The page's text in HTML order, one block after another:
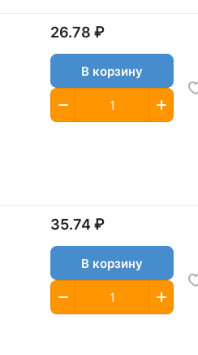
26.78 ₽
В корзину
35.74 ₽
В корзину